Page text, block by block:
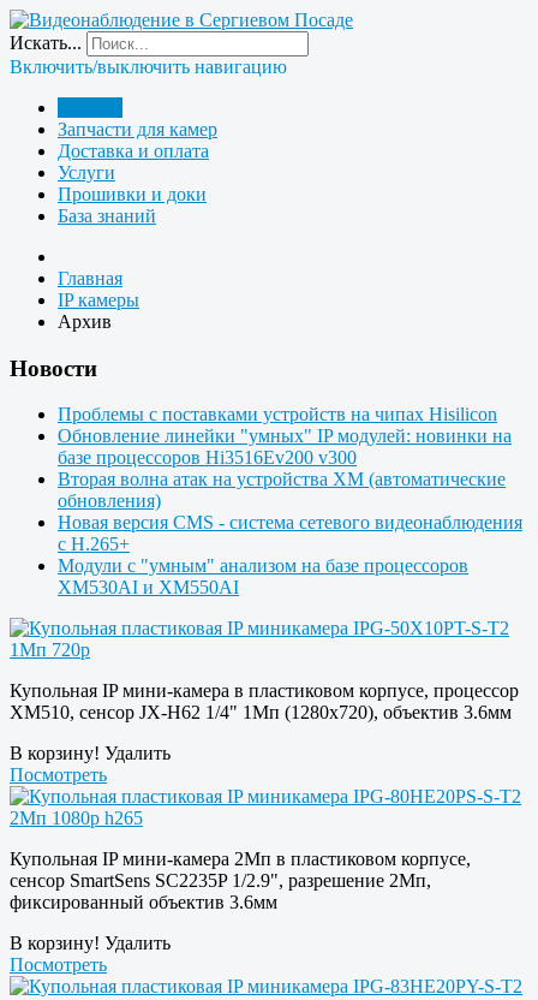
Искать...
Включить/выключить навигацию
Запчасти для камер
Доставка и оплата
Услуги
Прошивки и доки
База знаний
Главная
IP камеры
Архив
Новости
Проблемы с поставками устройств на чипах Hisilicon
Обновление линейки "умных" IP модулей: новинки на
базе процессоров Hi3516Ev200 v300
Вторая волна атак на устройства XM (автоматические
обновления)
Новая версия CMS - система сетевого видеонаблюдения
с H.265+
Модули с "умным" анализом на базе процессоров
XM530AI и XM550AI
Купольная IP мини-камера в пластиковом корпусе, процессор
XM510, сенсор JX-H62 1/4" 1Мп (1280х720), объектив 3.6мм
В корзину! Удалить
Посмотреть
Купольная IP мини-камера 2Мп в пластиковом корпусе,
сенсор SmartSens SC2235P 1/2.9", разрешение 2Мп,
фиксированный объектив 3.6мм
В корзину! Удалить
Посмотреть